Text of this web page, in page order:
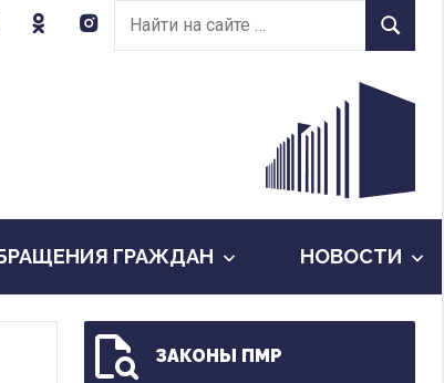
Найти
на
Найти
ГРАЖДАН НОВОСТИ
ЗАКОНЫ ПМР